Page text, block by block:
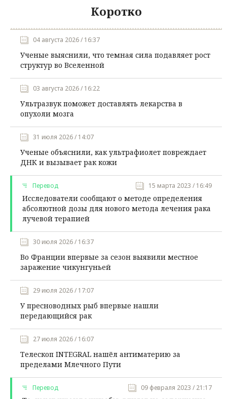
Коротко
04 августа 2026 / 16:37
Ученые выяснили, что темная сила подавляет рост
структур во Вселенной
03 августа 2026 / 16:22
Ультразвук поможет доставлять лекарства в
опухоли мозга
31 июля 2026 / 14:07
Ученые объяснили, как ультрафиолет повреждает
ДНК и вызывает рак кожи
Перевод 15 марта 2023 / 16:49
Исследователи сообщают о методе определения
абсолютной дозы для нового метода лечения рака
лучевой терапией
30 июля 2026 / 16:37
Во Франции впервые за сезон выявили местное
заражение чикунгуньей
29 июля 2026 / 17:07
У пресноводных рыб впервые нашли
передающийся рак
27 июля 2026 / 16:07
Телескоп INTEGRAL нашёл антиматерию за
пределами Млечного Пути
Перевод 09 февраля 2023 / 21:17